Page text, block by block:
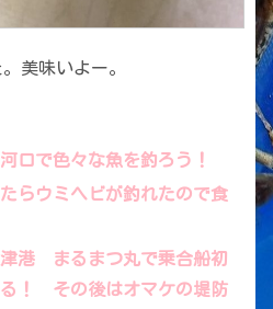
美味いよー。
口で色々な魚を釣ろう！
らウミヘビが釣れたので食
港 まるまつ丸で乗合船初
！ その後はオマケの堤防